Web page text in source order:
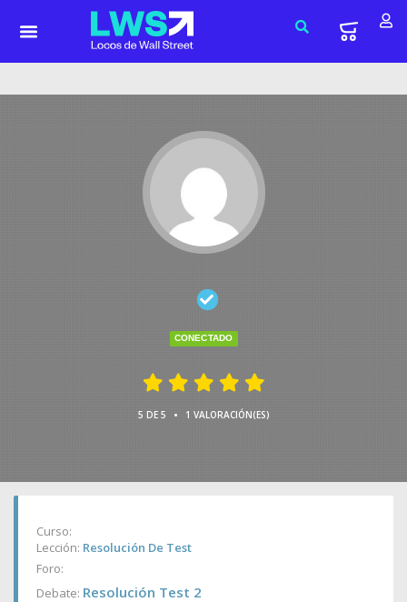
CONECTADO
5 DE 5 • 1 VALORACIÓN(ES)
Curso:
Lección: Resolución De Test
Foro:
Debate: Resolución Test 2